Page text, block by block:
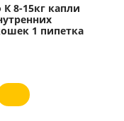
8-15кг капли
1 пипетка